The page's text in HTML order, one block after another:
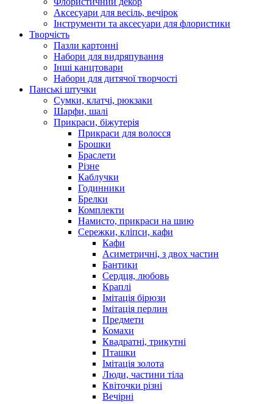
Аксесуари для весіль, вечірок
Інструменти та аксесуари для флористики
Творчість
Пазли картонні
Набори для видряпування
Інші канцтовари
Набори для дитячої творчості
Панські штучки
Сумки, клатчі, рюкзаки
Шарфи, шалі
Прикраси, біжутерія
Прикраси для волосся
Брошки
Браслети
Різне
Каблучки
Годинники
Брелки
Комплекти
Намисто, прикраси на шию
Сережки, кліпси, кафи
Кафи
Асиметричні, з двох частин
Бантики
Сердця, любовь
Краплі
Імітація бірюзи
Імітація перлин
Предмети
Комахи
Квадратні, трикутні
Пташки
Імітація золота
Люди, частини тіла
Квіточки різні
Вечірні